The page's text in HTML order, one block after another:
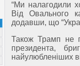
“Ми налагодили
Від Овального
додавши, що
Також Трамп не
президента,
найулюбленіших